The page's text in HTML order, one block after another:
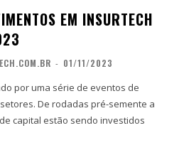
EM INSURTECH
- 01/11/2023
por uma série de eventos de
De rodadas pré-semente a
capital estão sendo investidos